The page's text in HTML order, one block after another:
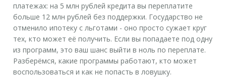
платежах: на 5 млн рублей кредита вы переплатите
больше 12 млн рублей без поддержки. Государство не
отменило ипотеку с льготами - оно просто сужает круг
тех, кто может её получить. Если вы попадаете под одну
из программ, это ваш шанс выйти в ноль по переплате.
Разберёмся, какие программы работают, кто может
воспользоваться и как не попасть в ловушку.